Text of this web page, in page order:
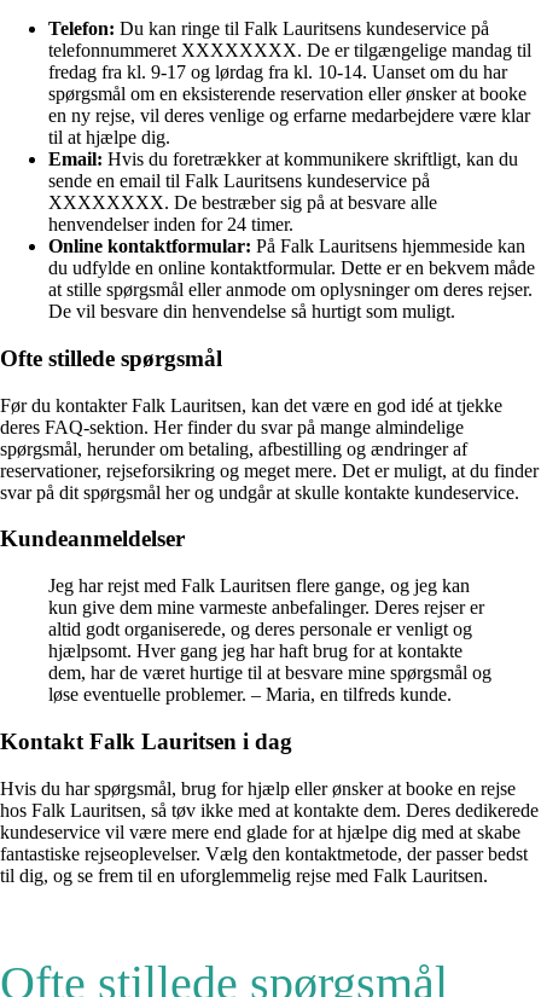
Telefon: Du kan ringe til Falk Lauritsens kundeservice på
telefonnummeret XXXXXXXX. De er tilgængelige mandag til
fredag ​​fra kl. 9-17 og lørdag fra kl. 10-14. Uanset om du har
spørgsmål om en eksisterende reservation eller ønsker at booke
en ny rejse, vil deres venlige og erfarne medarbejdere være klar
til at hjælpe dig.
Email: Hvis du foretrækker at kommunikere skriftligt, kan du
sende en email til Falk Lauritsens kundeservice på
XXXXXXXX. De bestræber sig på at besvare alle
henvendelser inden for 24 timer.
Online kontaktformular: På Falk Lauritsens hjemmeside kan
du udfylde en online kontaktformular. Dette er en bekvem måde
at stille spørgsmål eller anmode om oplysninger om deres rejser.
De vil besvare din henvendelse så hurtigt som muligt.
Ofte stillede spørgsmål
Før du kontakter Falk Lauritsen, kan det være en god idé at tjekke
deres FAQ-sektion. Her finder du svar på mange almindelige
spørgsmål, herunder om betaling, afbestilling og ændringer af
reservationer, rejseforsikring og meget mere. Det er muligt, at du finder
svar på dit spørgsmål her og undgår at skulle kontakte kundeservice.
Kundeanmeldelser
Jeg har rejst med Falk Lauritsen flere gange, og jeg kan
kun give dem mine varmeste anbefalinger. Deres rejser er
altid godt organiserede, og deres personale er venligt og
hjælpsomt. Hver gang jeg har haft brug for at kontakte
dem, har de været hurtige til at besvare mine spørgsmål og
løse eventuelle problemer. – Maria, en tilfreds kunde.
Kontakt Falk Lauritsen i dag
Hvis du har spørgsmål, brug for hjælp eller ønsker at booke en rejse
hos Falk Lauritsen, så tøv ikke med at kontakte dem. Deres dedikerede
kundeservice vil være mere end glade for at hjælpe dig med at skabe
fantastiske rejseoplevelser. Vælg den kontaktmetode, der passer bedst
til dig, og se frem til en uforglemmelig rejse med Falk Lauritsen.
Ofte stillede spørgsmål